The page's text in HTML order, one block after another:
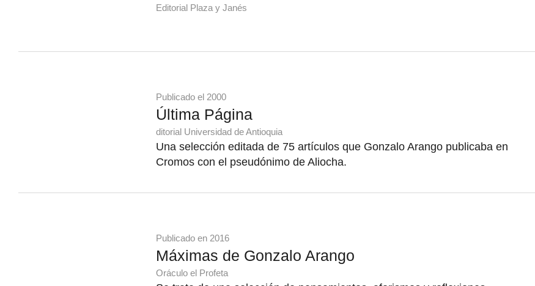
Editorial Plaza y Janés
Publicado el 2000
Última Página
ditorial Universidad de Antioquia
Una selección editada de 75 artículos que Gonzalo Arango publicaba en
Cromos con el pseudónimo de Aliocha.
Publicado en 2016
Máximas de Gonzalo Arango
Oráculo el Profeta